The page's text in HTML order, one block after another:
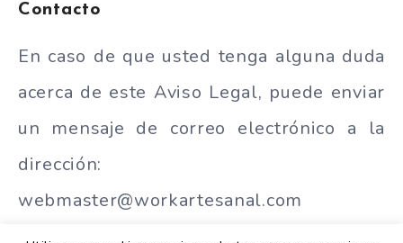
Contacto
En caso de que usted tenga alguna duda
acerca de este Aviso Legal, puede enviar
un mensaje de correo electrónico a la
dirección:
webmaster@workartesanal.com